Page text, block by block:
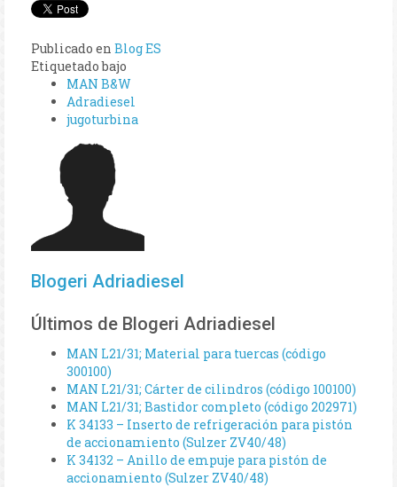
Publicado en Blog ES
Etiquetado bajo
MAN B&W
Adradiesel
jugoturbina
Blogeri Adriadiesel
Últimos de Blogeri Adriadiesel
MAN L21/31; Material para tuercas (código
300100)
MAN L21/31; Cárter de cilindros (código 100100)
MAN L21/31; Bastidor completo (código 202971)
K 34133 – Inserto de refrigeración para pistón
de accionamiento (Sulzer ZV40/48)
K 34132 – Anillo de empuje para pistón de
accionamiento (Sulzer ZV40/48)